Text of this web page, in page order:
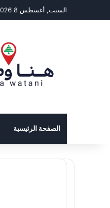
السبت, أغسطس 8 2026
الصفحة الرئيسية